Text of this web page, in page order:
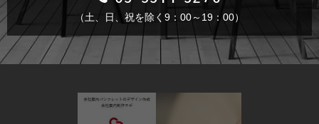
（土、日、祝を除く9：00～19：00）